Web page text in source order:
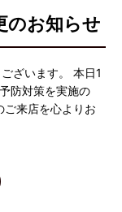
のお知らせ
ざいます。 本日1
防対策を実施の
ご来店を心よりお